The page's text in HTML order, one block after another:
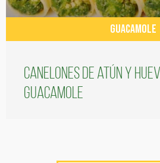
GUACAMOLE
Canelones de atún y
guacamole